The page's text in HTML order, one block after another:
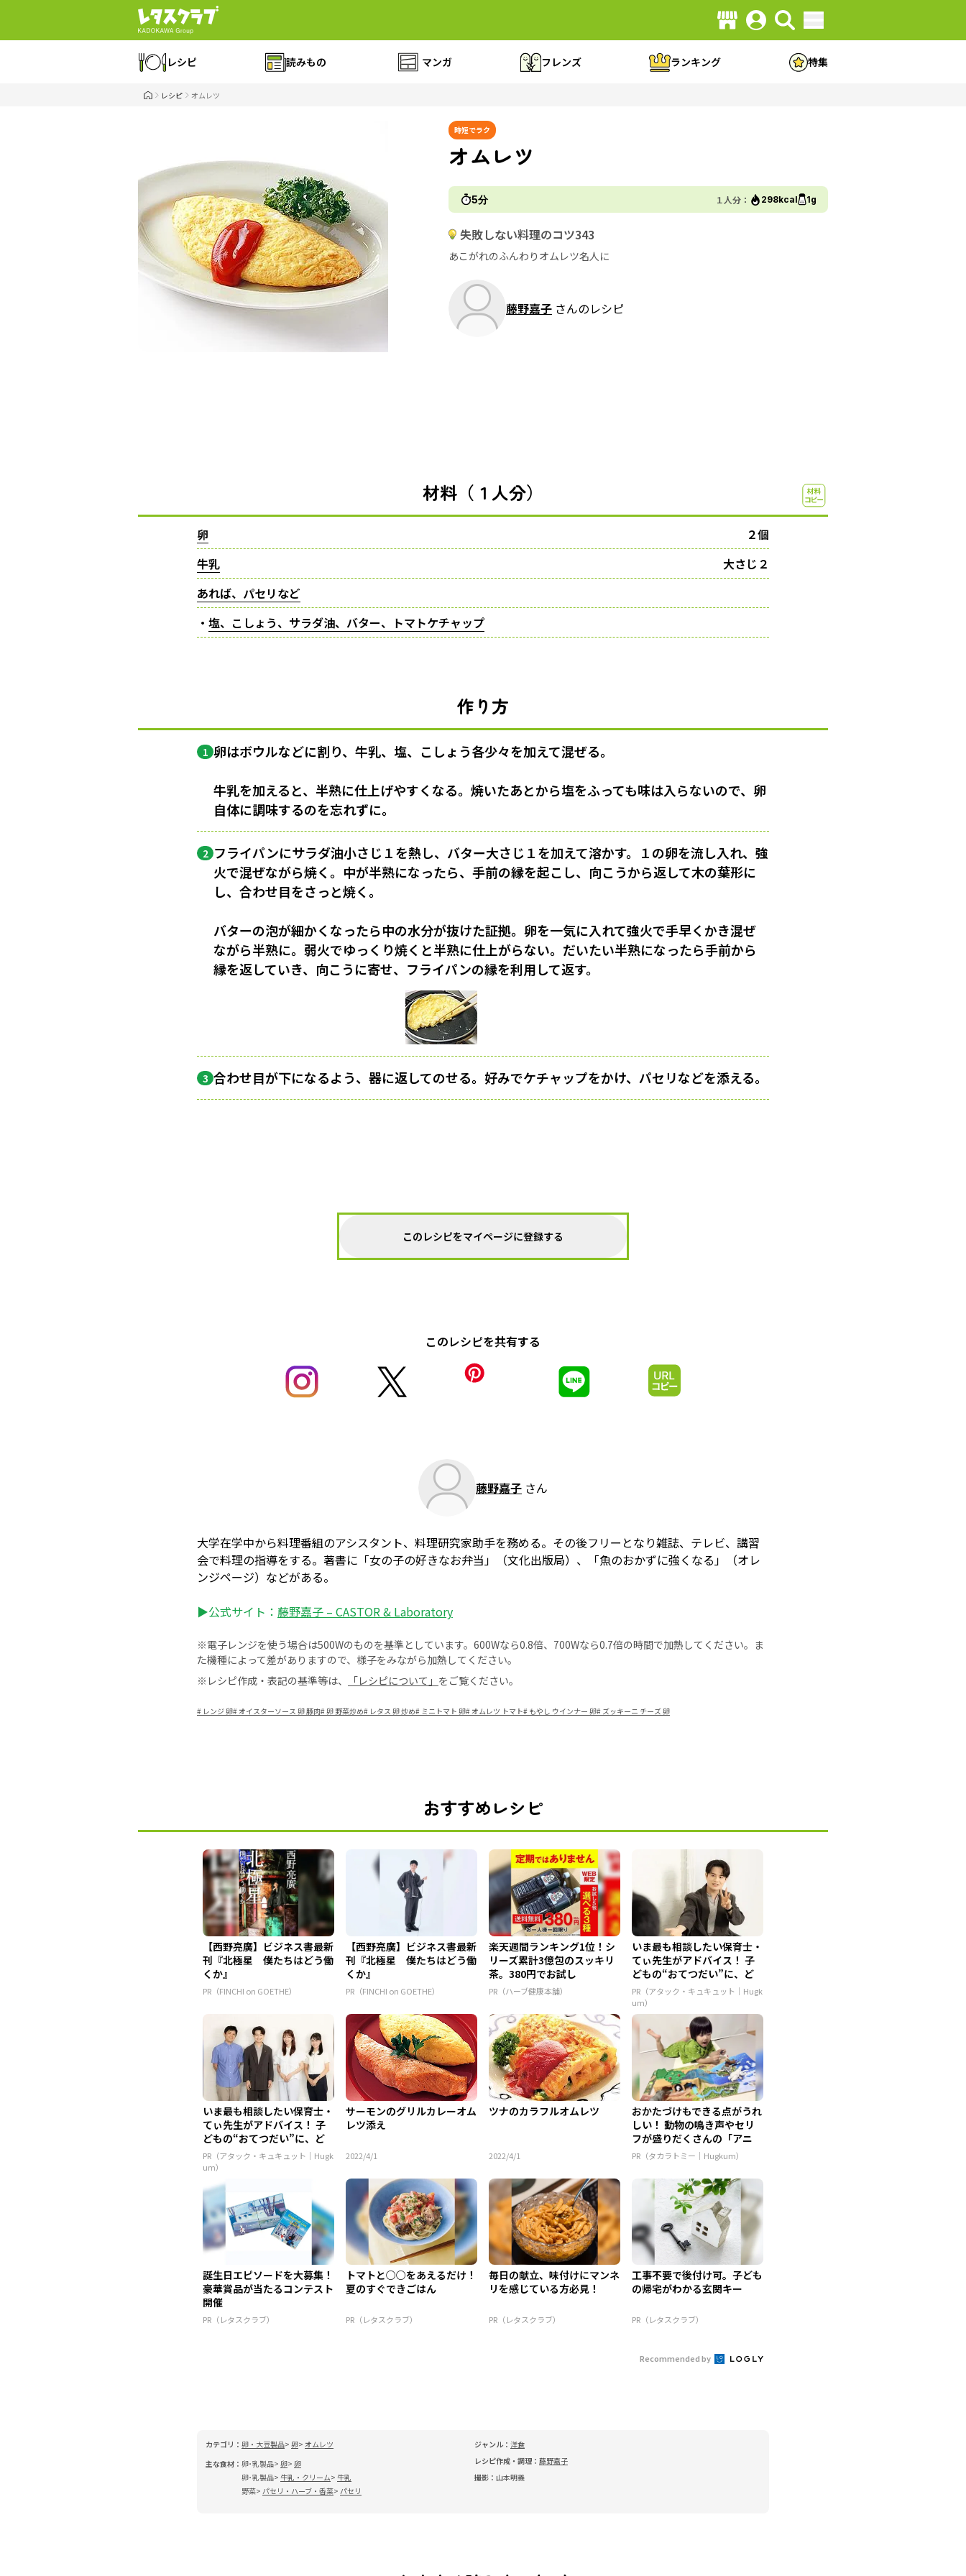
レシピ 読みもの マンガ フレンズ ランキング 特集
レシピ オムレツ
時短でラク
オムレツ
5分 １人分： 298kcal 1g
失敗しない料理のコツ343
あこがれのふんわりオムレツ名人に
藤野嘉子 さんのレシピ
材料（１人分）
卵
２個
牛乳
大さじ２
あれば、パセリなど
・ 塩、こしょう、サラダ油、バター、トマトケチャップ
作り方
1 卵はボウルなどに割り、牛乳、塩、こしょう各少々を加えて混ぜる。
牛乳を加えると、半熟に仕上げやすくなる。焼いたあとから塩をふっても味は入らないので、卵
自体に調味するのを忘れずに。
2 フライパンにサラダ油小さじ１を熱し、バター大さじ１を加えて溶かす。１の卵を流し入れ、強
火で混ぜながら焼く。中が半熟になったら、手前の縁を起こし、向こうから返して木の葉形に
し、合わせ目をさっと焼く。
バターの泡が細かくなったら中の水分が抜けた証拠。卵を一気に入れて強火で手早くかき混ぜ
ながら半熟に。弱火でゆっくり焼くと半熟に仕上がらない。だいたい半熟になったら手前から
縁を返していき、向こうに寄せ、フライパンの縁を利用して返す。
3 合わせ目が下になるよう、器に返してのせる。好みでケチャップをかけ、パセリなどを添える。
このレシピをマイページに登録する
このレシピを共有する
藤野嘉子 さん
大学在学中から料理番組のアシスタント、料理研究家助手を務める。その後フリーとなり雑誌、テレビ、講習
会で料理の指導をする。著書に「女の子の好きなお弁当」（文化出版局）、「魚のおかずに強くなる」（オレ
ンジページ）などがある。
▶公式サイト： 藤野嘉子 – CASTOR & Laboratory
※電子レンジを使う場合は500Wのものを基準としています。600Wなら0.8倍、700Wなら0.7倍の時間で加熱してください。ま
た機種によって差がありますので、様子をみながら加熱してください。
※レシピ作成・表記の基準等は、
「レシピについて」 をご覧ください。
# レンジ 卵#オイスターソース 卵 豚肉#卵 野菜炒め# レタス 卵 炒め# ミニトマト 卵#オムレツ トマト# もやし ウインナー 卵# ズッキーニ チーズ 卵
おすすめレシピ
【西野亮廣】ビジネス書最新
刊『北極星 僕たちはどう働
くか』
PR（FINCHI on GOETHE）
【西野亮廣】ビジネス書最新
刊『北極星 僕たちはどう働
くか』
PR（FINCHI on GOETHE）
楽天週間ランキング1位！シ
リーズ累計3億包のスッキリ
茶。380円でお試し
PR（ハーブ健康本舗）
いま最も相談したい保育士・
てぃ先生がアドバイス！ 子
どもの“おてつだい”に、ど
ん...
PR（アタック・キュキュット｜Hugk
um）
いま最も相談したい保育士・
てぃ先生がアドバイス！ 子
どもの“おてつだい”に、ど
ん...
PR（アタック・キュキュット｜Hugk
um）
サーモンのグリルカレーオム
レツ添え
2022/4/1
ツナのカラフルオムレツ
2022/4/1
おかたづけもできる点がうれ
しい！ 動物の鳴き声やセリ
フが盛りだくさんの「アニ
ア ...
PR（タカラトミー｜Hugkum）
誕生日エピソードを大募集！
豪華賞品が当たるコンテスト
開催
PR（レタスクラブ）
トマトと○○をあえるだけ！
夏のすぐできごはん
PR（レタスクラブ）
毎日の献立、味付けにマンネ
リを感じている方必見！
PR（レタスクラブ）
工事不要で後付け可。子ども
の帰宅がわかる玄関キー
PR（レタスクラブ）
Recommended by
カテゴリ： 卵・大豆製品 卵 オムレツ
主な食材： 卵･乳製品 卵 卵
卵･乳製品 牛乳・クリーム 牛乳
野菜 パセリ・ハーブ・香菜 パセリ
ジャンル： 洋食
レシピ作成・調理： 藤野嘉子
撮影： 山本明義